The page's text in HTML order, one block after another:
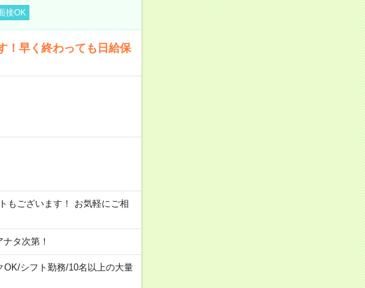
接OK
！早く終わっても日給保
もございます！ お気軽にご相
タ次第！
OK/シフト勤務/10名以上の大量